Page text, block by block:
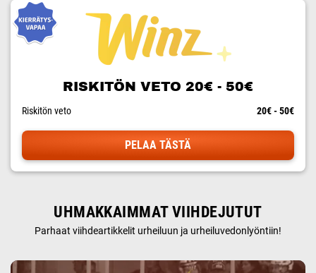
RISKITÖN VETO 20€ - 50€
Riskitön veto 20€ - 50€
PELAA TÄSTÄ
UHMAKKAIMMAT VIIHDEJUTUT
Parhaat viihdeartikkelit urheiluun ja urheiluvedonlyöntiin!